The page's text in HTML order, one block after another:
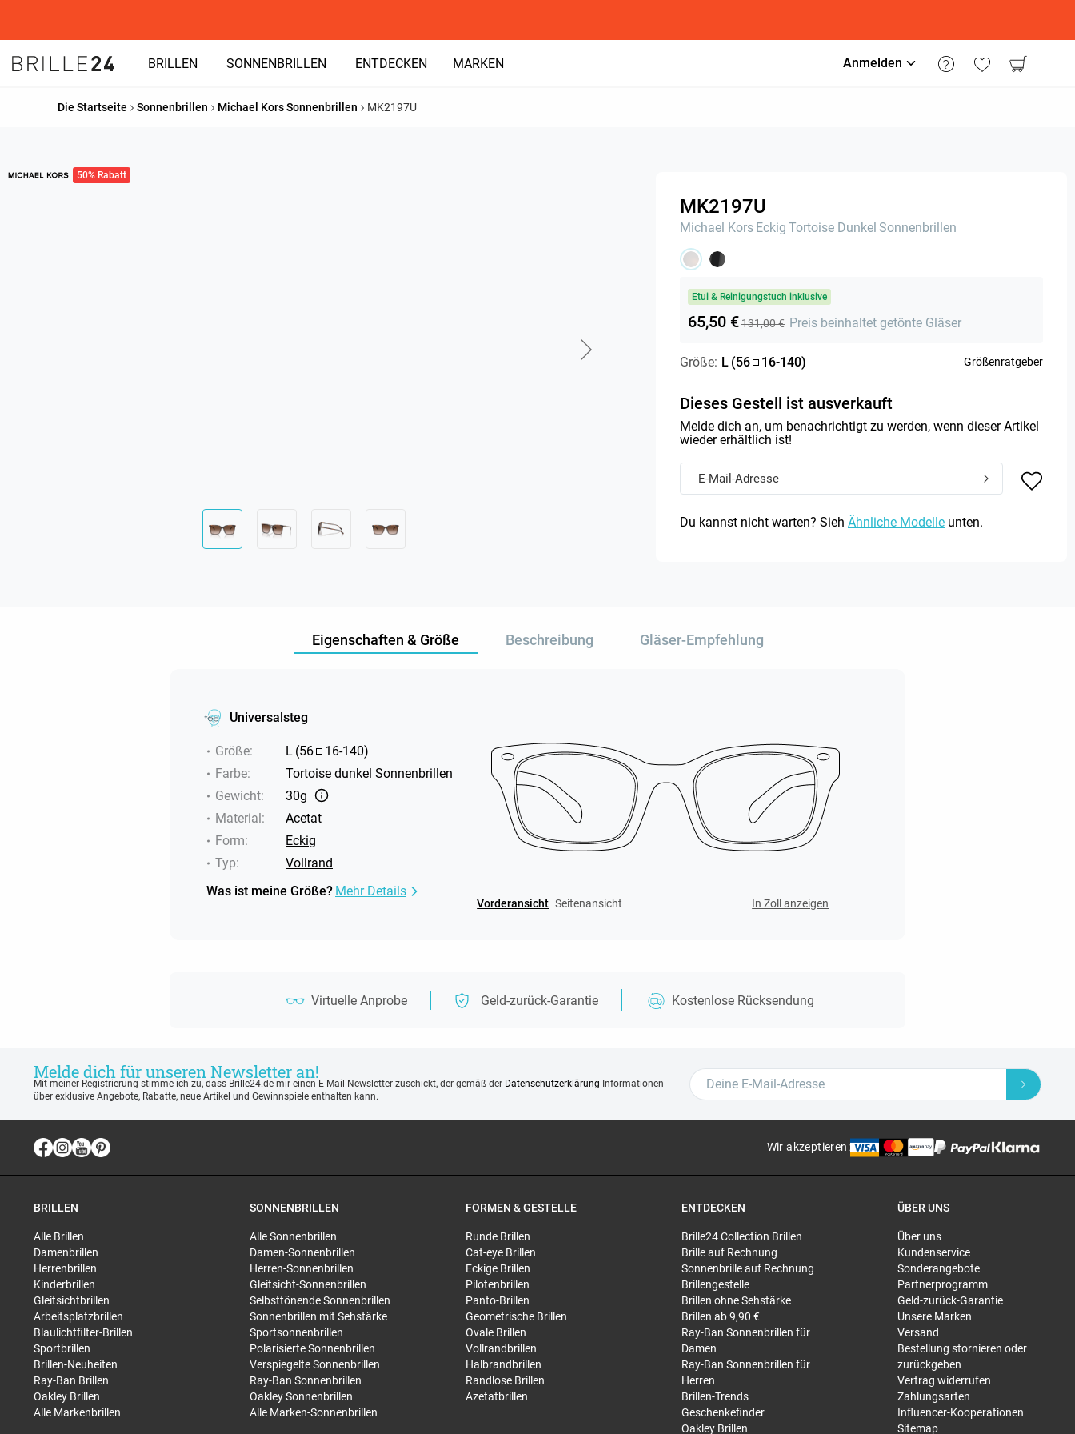
BRILLEN SONNENBRILLEN ENTDECKEN MARKEN Anmelden
Die Startseite Sonnenbrillen Michael Kors Sonnenbrillen MK2197U
50% Rabatt
MK2197U
Michael Kors Eckig Tortoise Dunkel Sonnenbrillen
Etui & Reinigungstuch inklusive
65,50 €131,00 € Preis beinhaltet getönte Gläser
Größe: L (56 16-140) Größenratgeber
Dieses Gestell ist ausverkauft
Melde dich an, um benachrichtigt zu werden, wenn dieser Artikel
wieder erhältlich ist!
Du kannst nicht warten? Sieh Ähnliche Modelle unten.
Eigenschaften & Größe Beschreibung Gläser-Empfehlung
Universalsteg
Größe: L (56 16-140)
Farbe:
Tortoise dunkel Sonnenbrillen
Gewicht:
30g
Material:
Acetat
Form:
Eckig
Typ:
Vollrand
Was ist meine Größe? Mehr Details
Vorderansicht Seitenansicht In Zoll anzeigen
Virtuelle Anprobe Geld-zurück-Garantie Kostenlose Rücksendung
Melde dich für unseren Newsletter an!
Mit meiner Registrierung stimme ich zu, dass Brille24.de mir einen E-Mail-Newsletter zuschickt, der gemäß der Datenschutzerklärung Informationen
über exklusive Angebote, Rabatte, neue Artikel und Gewinnspiele enthalten kann.
Wir akzeptieren:
BRILLEN
Alle Brillen
Damenbrillen
Herrenbrillen
Kinderbrillen
Gleitsichtbrillen
Arbeitsplatzbrillen
Blaulichtfilter-Brillen
Sportbrillen
Brillen-Neuheiten
Ray-Ban Brillen
Oakley Brillen
Alle Markenbrillen
SONNENBRILLEN
Alle Sonnenbrillen
Damen-Sonnenbrillen
Herren-Sonnenbrillen
Gleitsicht-Sonnenbrillen
Selbsttönende Sonnenbrillen
Sonnenbrillen mit Sehstärke
Sportsonnenbrillen
Polarisierte Sonnenbrillen
Verspiegelte Sonnenbrillen
Ray-Ban Sonnenbrillen
Oakley Sonnenbrillen
Alle Marken-Sonnenbrillen
FORMEN & GESTELLE
Runde Brillen
Cat-eye Brillen
Eckige Brillen
Pilotenbrillen
Panto-Brillen
Geometrische Brillen
Ovale Brillen
Vollrandbrillen
Halbrandbrillen
Randlose Brillen
Azetatbrillen
ENTDECKEN
Brille24 Collection Brillen
Brille auf Rechnung
Sonnenbrille auf Rechnung
Brillengestelle
Brillen ohne Sehstärke
Brillen ab 9,90 €
Ray-Ban Sonnenbrillen für
Damen
Ray-Ban Sonnenbrillen für
Herren
Brillen-Trends
Geschenkefinder
Oakley Brillen
ÜBER UNS
Über uns
Kundenservice
Sonderangebote
Partnerprogramm
Geld-zurück-Garantie
Unsere Marken
Versand
Bestellung stornieren oder
zurückgeben
Vertrag widerrufen
Zahlungsarten
Influencer-Kooperationen
Sitemap